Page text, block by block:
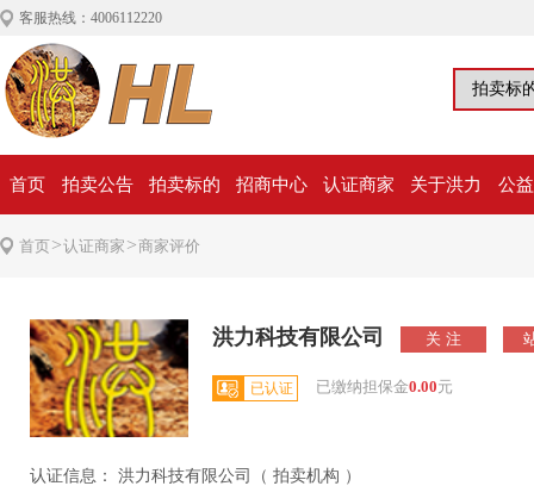
客服热线：4006112220
首页 拍卖公告 拍卖标的 招商中心 认证商家 关于洪力 公
首页>认证商家 >商家评价
洪力科技有限公司
已认证 已缴纳担保金0.00元
认证信息： 洪力科技有限公司（ 拍卖机构 ）